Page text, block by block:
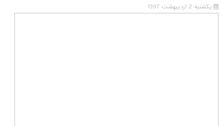
یکشنبه 2 اردیبهشت 1397